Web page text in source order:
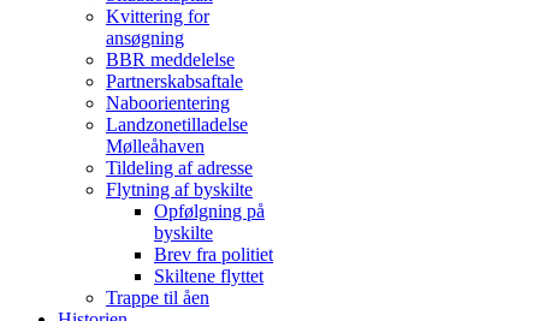
Kvittering for
ansøgning
BBR meddelelse
Partnerskabsaftale
Naboorientering
Landzonetilladelse
Mølleåhaven
Tildeling af adresse
Flytning af byskilte
Opfølgning på
byskilte
Brev fra politiet
Skiltene flyttet
Trappe til åen